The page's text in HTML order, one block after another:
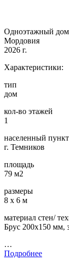
Одноэтажный дом
Мордовия
2026 г.
Характеристики:
тип
дом
кол-во этажей
1
населенный пункт
г. Темников
площадь
79 м2
размеры
8 х 6 м
материал стен/
Брус 200х150 мм,
…
Подробнее